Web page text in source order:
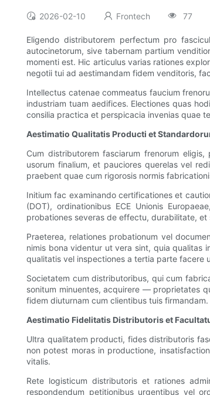
2026-02-10 Frontech 77
Eligendo distributorem perfectum pro
autocinetorum, sive tabernam partium
momenti est. Hic articulus varias rationes
negotii tui ad aestimandam fidem venditoris,
Intellectus catenae commeatus faucium
industriam tuam aedifices. Electiones quas
consilia practica et perspicacia invenias quae
Aestimatio Qualitatis Producti et
Cum distributorem fasciarum frenorum
usorum finalium, et pauciores querelas vel
praebent quae cum rigorosis normis
Initium fac examinando certificationes et
(DOT), ordinationibus ECE Unionis
probationes severas de effectu, durabilitate, et
Praeterea, relationes probationum vel
nimis bona videntur ut vera sint, quia qualitas
qualitatis vel inspectiones a tertia parte facere
Societatem cum distributoribus, qui cum
sonitum minuentes, acquirere — proprietates
fidem diuturnam cum clientibus tuis firmandam.
Aestimatio Fidelitatis Distributoris et
Ultra qualitatem producti, fides distributoris
non potest moras in productione,
vitalis.
Rete logisticum distributoris et rationes
respondendum petitionibus urgentibus vel